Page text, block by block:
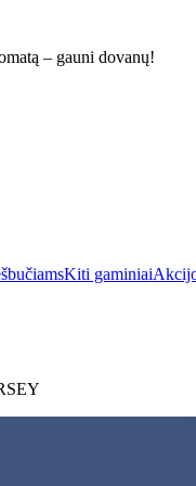
– gauni dovanų!
Kiti gaminiai